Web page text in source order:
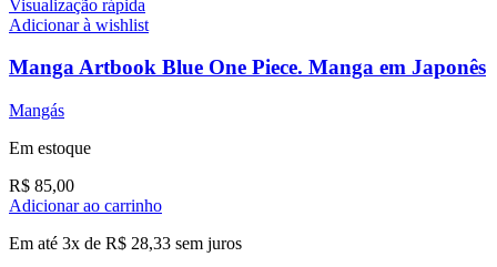
Visualização rápida
Adicionar à wishlist
Manga Artbook Blue One Piece. Manga em Japonês
Mangás
Em estoque
R$ 85,00
Adicionar ao carrinho
Em até 3x de R$ 28,33 sem juros